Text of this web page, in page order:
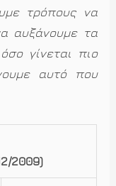
τρόπους να
αυξάνουμε τα
γίνεται πιο
αυτό που
2009)